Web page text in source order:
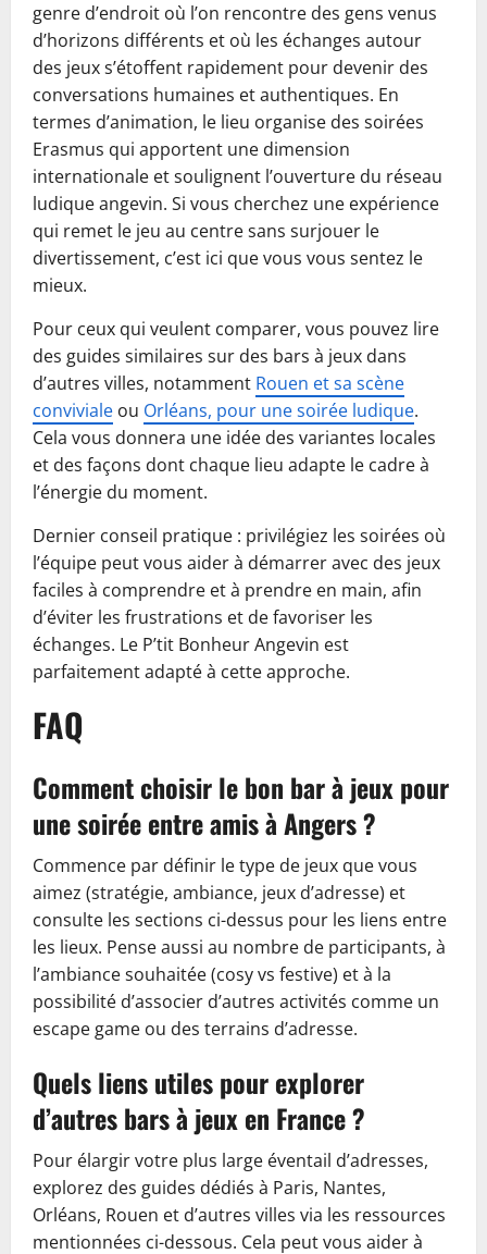
genre d’endroit où l’on rencontre des gens venus
d’horizons différents et où les échanges autour
des jeux s’étoffent rapidement pour devenir des
conversations humaines et authentiques. En
termes d’animation, le lieu organise des soirées
Erasmus qui apportent une dimension
internationale et soulignent l’ouverture du réseau
ludique angevin. Si vous cherchez une expérience
qui remet le jeu au centre sans surjouer le
divertissement, c’est ici que vous vous sentez le
mieux.
Pour ceux qui veulent comparer, vous pouvez lire
des guides similaires sur des bars à jeux dans
d’autres villes, notamment Rouen et sa scène
conviviale ou Orléans, pour une soirée ludique.
Cela vous donnera une idée des variantes locales
et des façons dont chaque lieu adapte le cadre à
l’énergie du moment.
Dernier conseil pratique : privilégiez les soirées où
l’équipe peut vous aider à démarrer avec des jeux
faciles à comprendre et à prendre en main, afin
d’éviter les frustrations et de favoriser les
échanges. Le P’tit Bonheur Angevin est
parfaitement adapté à cette approche.
FAQ
Comment choisir le bon bar à jeux pour
une soirée entre amis à Angers ?
Commence par définir le type de jeux que vous
aimez (stratégie, ambiance, jeux d’adresse) et
consulte les sections ci-dessus pour les liens entre
les lieux. Pense aussi au nombre de participants, à
l’ambiance souhaitée (cosy vs festive) et à la
possibilité d’associer d’autres activités comme un
escape game ou des terrains d’adresse.
Quels liens utiles pour explorer
d’autres bars à jeux en France ?
Pour élargir votre plus large éventail d’adresses,
explorez des guides dédiés à Paris, Nantes,
Orléans, Rouen et d’autres villes via les ressources
mentionnées ci-dessous. Cela peut vous aider à